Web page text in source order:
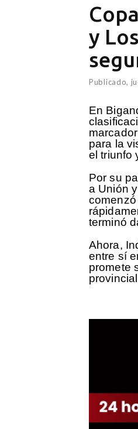
y
Publicado,
En
para la
el triunfo
Por su
a Unión
terminó
Ahora,
entre sí
promete